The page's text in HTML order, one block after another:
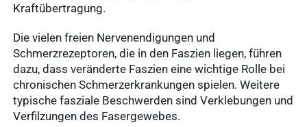
Kraftübertragung.
Die vielen freien Nervenendigungen und
Schmerzrezeptoren, die in den Faszien liegen, führen
dazu, dass veränderte Faszien eine wichtige Rolle bei
chronischen Schmerzerkrankungen spielen. Weitere
typische fasziale Beschwerden sind Verklebungen und
Verfilzungen des Fasergewebes.